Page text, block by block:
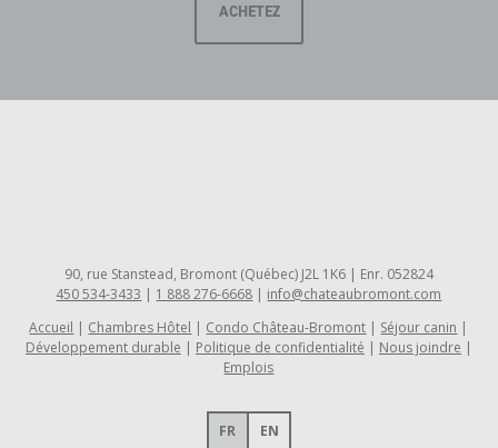
ACHETEZ
90, rue Stanstead, Bromont (Québec) J2L 1K6 | Enr. 052824
450 534-3433 | 1 888 276-6668 | info@chateaubromont.com
Accueil
Chambres Hôtel Condo Château-Bromont
Séjour canin
Développement durable
Politique de confidentialité
Nous joindre
Emplois
FR EN